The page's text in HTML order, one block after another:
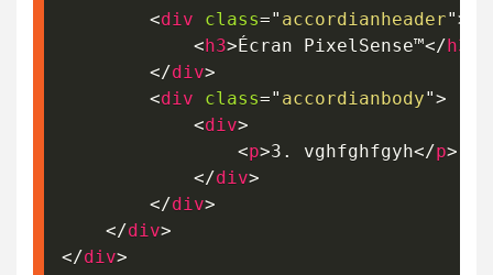
<div class=" accordianheader">
<h3>Écran PixelSense™</h3
</div>
<div class=" accordianbody">
<div>
<p>3. vghfghfgyh</p>
</div>
</div>
</div>
</div>